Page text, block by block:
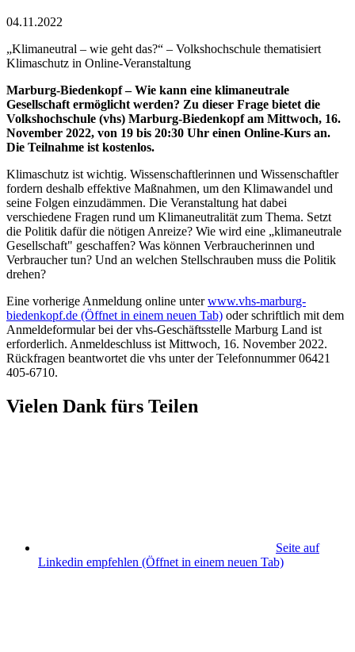
04.11.2022
„Klimaneutral – wie geht das?“ – Volkshochschule thematisiert
Klimaschutz in Online-Veranstaltung
Marburg-Biedenkopf – Wie kann eine klimaneutrale
Gesellschaft ermöglicht werden? Zu dieser Frage bietet die
Volkshochschule (vhs) Marburg-Biedenkopf am Mittwoch, 16.
November 2022, von 19 bis 20:30 Uhr einen Online-Kurs an.
Die Teilnahme ist kostenlos.
Klimaschutz ist wichtig. Wissenschaftlerinnen und Wissenschaftler
fordern deshalb effektive Maßnahmen, um den Klimawandel und
seine Folgen einzudämmen. Die Veranstaltung hat dabei
verschiedene Fragen rund um Klimaneutralität zum Thema. Setzt
die Politik dafür die nötigen Anreize? Wie wird eine „klimaneutrale
Gesellschaft" geschaffen? Was können Verbraucherinnen und
Verbraucher tun? Und an welchen Stellschrauben muss die Politik
drehen?
Eine vorherige Anmeldung online unterwww.vhs-marburg-
biedenkopf.de (Öffnet in einem neuen Tab) oder schriftlich mit dem
Anmeldeformular bei der vhs-Geschäftsstelle Marburg Land ist
erforderlich. Anmeldeschluss ist Mittwoch, 16. November 2022.
Rückfragen beantwortet die vhs unter der Telefonnummer 06421
405-6710.
Vielen Dank fürs Teilen
Seite auf
Linkedin empfehlen (Öffnet in einem neuen Tab)